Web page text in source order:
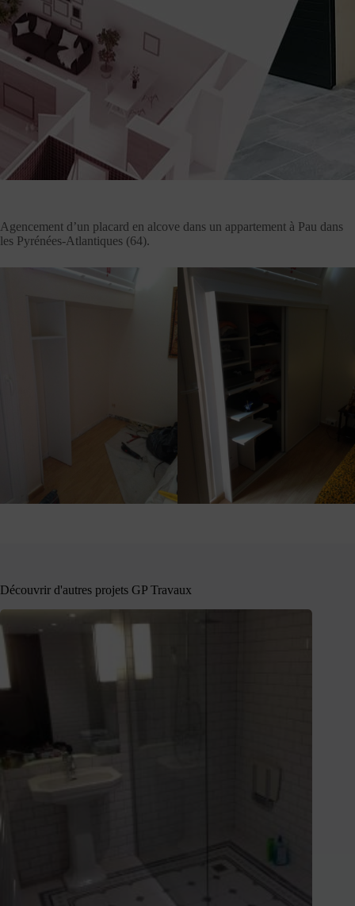
Agencement d’un placard en alcove dans un appartement à Pau dans
les Pyrénées-Atlantiques (64).
Découvrir d'autres projets GP Travaux